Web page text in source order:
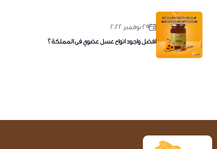
٢٩ نوفمبر ٢٠٢٢
افضل واجود انواع عسل عضوي فى المملكة ؟